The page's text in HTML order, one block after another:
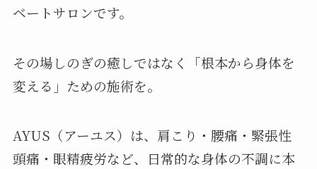
ベートサロンです。
その場しのぎの癒しではなく「根本から身体を
変える」ための施術を。
AYUS（アーユス）は、肩こり・腰痛・緊張性
頭痛・眼精疲労など、日常的な身体の不調に本